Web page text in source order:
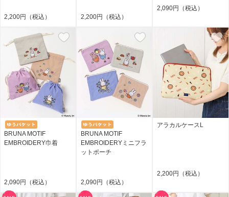
2,200円（税込） 2,200円（税込）
2,090円（税込）
BRUNA MOTIF
EMBROIDERY巾着
2,090円（税込）
BRUNA MOTIF
EMBROIDERYミニフラ
ットポーチ
2,090円（税込）
アラカルケースL
2,200円（税込）